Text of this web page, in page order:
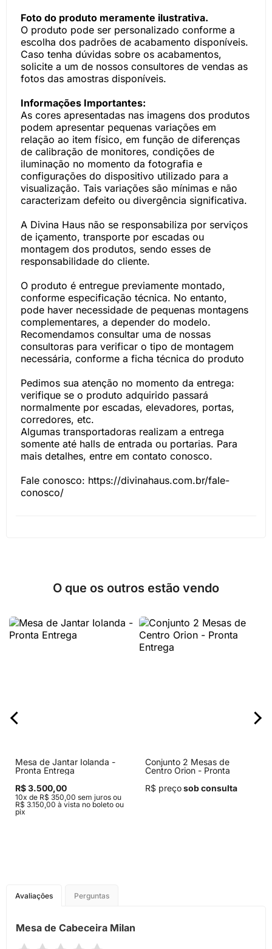
Foto do produto meramente ilustrativa.
O produto pode ser personalizado conforme a
escolha dos padrões de acabamento disponíveis.
Caso tenha dúvidas sobre os acabamentos,
solicite a um de nossos consultores de vendas as
fotos das amostras disponíveis.
Informações Importantes:
As cores apresentadas nas imagens dos produtos
podem apresentar pequenas variações em
relação ao item físico, em função de diferenças
de calibração de monitores, condições de
iluminação no momento da fotografia e
configurações do dispositivo utilizado para a
visualização. Tais variações são mínimas e não
caracterizam defeito ou divergência significativa.
A Divina Haus não se responsabiliza por serviços
de içamento, transporte por escadas ou
montagem dos produtos, sendo esses de
responsabilidade do cliente.
O produto é entregue previamente montado,
conforme especificação técnica. No entanto,
pode haver necessidade de pequenas montagens
complementares, a depender do modelo.
Recomendamos consultar uma de nossas
consultoras para verificar o tipo de montagem
necessária, conforme a ficha técnica do produto
Pedimos sua atenção no momento da entrega:
verifique se o produto adquirido passará
normalmente por escadas, elevadores, portas,
corredores, etc.
Algumas transportadoras realizam a entrega
somente até halls de entrada ou portarias. Para
mais detalhes, entre em contato conosco.
Fale conosco: https://divinahaus.com.br/fale-
conosco/
O que os outros estão vendo
Mesa de Jantar Iolanda -
Pronta Entrega
R$ 3.500,00
10x de R$ 350,00 sem juros ou
R$ 3.150,00 à vista no boleto ou
pix
Conjunto 2 Mesas de
Centro Orion - Pronta
R$ preçosob consulta
Avaliações Perguntas
Mesa de Cabeceira Milan